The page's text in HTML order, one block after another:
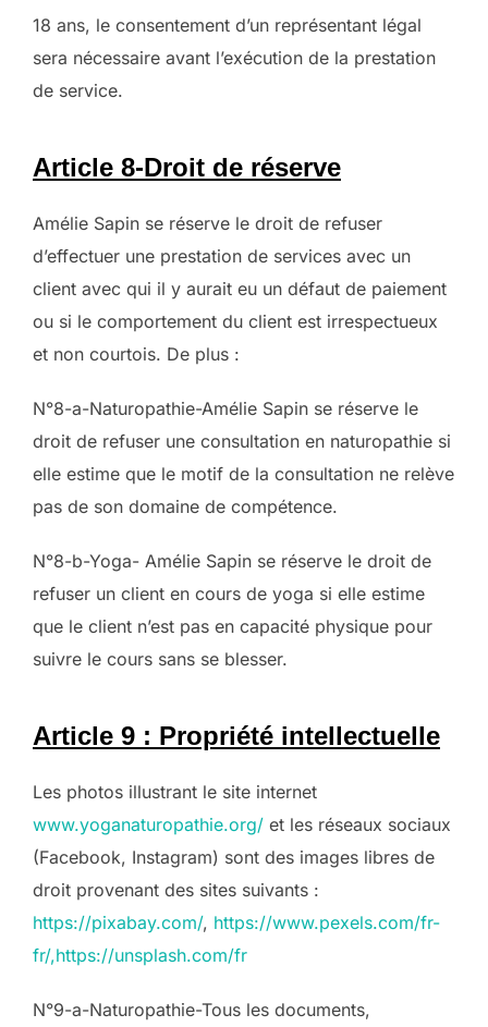
18 ans, le consentement d’un représentant légal
sera nécessaire avant l’exécution de la prestation
de service.
Article 8-Droit de réserve
Amélie Sapin se réserve le droit de refuser
d’effectuer une prestation de services avec un
client avec qui il y aurait eu un défaut de paiement
ou si le comportement du client est irrespectueux
et non courtois. De plus :
N°8-a-Naturopathie-Amélie Sapin se réserve le
droit de refuser une consultation en naturopathie si
elle estime que le motif de la consultation ne relève
pas de son domaine de compétence.
N°8-b-Yoga- Amélie Sapin se réserve le droit de
refuser un client en cours de yoga si elle estime
que le client n’est pas en capacité physique pour
suivre le cours sans se blesser.
Article 9 : Propriété intellectuelle
Les photos illustrant le site internet
www.yoganaturopathie.org/ et les réseaux sociaux
(Facebook, Instagram) sont des images libres de
droit provenant des sites suivants :
https://pixabay.com/, https://www.pexels.com/fr-
fr/,https://unsplash.com/fr
N°9-a-Naturopathie-Tous les documents,